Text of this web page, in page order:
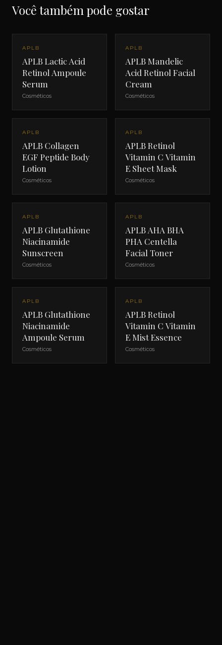
Você também pode gostar
APLB
APLB Lactic Acid
Retinol Ampoule
Serum
Cosméticos
APLB
APLB Mandelic
Acid Retinol Facial
Cream
Cosméticos
APLB
APLB Collagen
EGF Peptide Body
Lotion
Cosméticos
APLB
APLB Retinol
Vitamin C Vitamin
E Sheet Mask
Cosméticos
APLB
APLB Glutathione
Niacinamide
Sunscreen
Cosméticos
APLB
APLB AHA BHA
PHA Centella
Facial Toner
Cosméticos
APLB
APLB Glutathione
Niacinamide
Ampoule Serum
Cosméticos
APLB
APLB Retinol
Vitamin C Vitamin
E Mist Essence
Cosméticos